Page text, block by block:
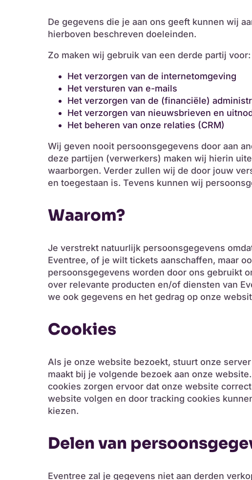
De gegevens die je aan ons geeft kunnen wij
hierboven beschreven doeleinden.
Zo maken wij gebruik van een derde partij voor:
Het verzorgen van de internetomgeving
Het versturen van e-mails
Het verzorgen van de (financiële)
Het verzorgen van nieuwsbrieven en
Het beheren van onze relaties (CRM)
Wij geven nooit persoonsgegevens door aan
deze partijen (verwerkers) maken wij hierin
waarborgen. Verder zullen wij de door jouw
en toegestaan is. Tevens kunnen wij
Waarom?
Je verstrekt natuurlijk persoonsgegevens
Eventree, of je wilt tickets aanschaffen, maar
persoonsgegevens worden door ons gebruikt
over relevante producten en/of diensten van
we ook gegevens en het gedrag op onze
Cookies
Als je onze website bezoekt, stuurt onze
maakt bij je volgende bezoek aan onze
cookies zorgen ervoor dat onze website
website volgen en door tracking cookies
kiezen.
Delen van
Eventree zal je gegevens niet aan derden